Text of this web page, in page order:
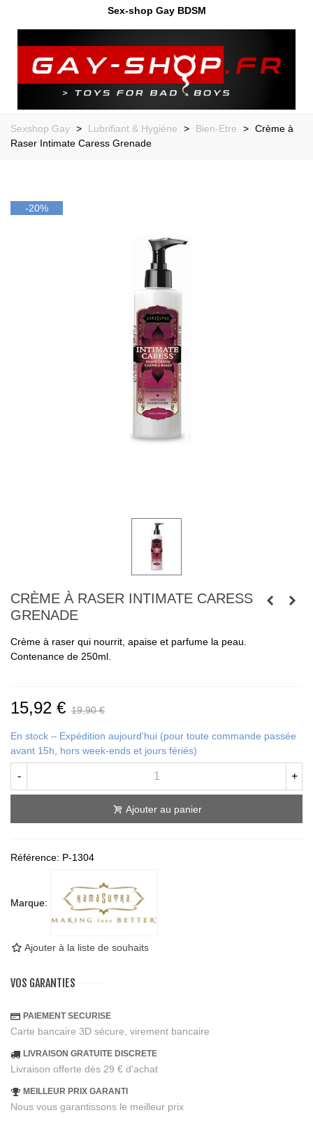
Sex-shop Gay BDSM
Sexshop Gay > Lubrifiant & Hygiène > Bien-Etre > Crème à
Raser Intimate Caress Grenade
-20%
CRÈME À RASER INTIMATE CARESS
GRENADE
Crème à raser qui nourrit, apaise et parfume la peau.
Contenance de 250ml.
15,92 € 19,90 €
En stock – Expédition aujourd'hui (pour toute commande passée
avant 15h, hors week-ends et jours fériés)
- +
Ajouter au panier
Référence: P-1304
Marque:
Ajouter à la liste de souhaits
VOS GARANTIES
PAIEMENT SECURISE
Carte bancaire 3D sécure, virement bancaire
LIVRAISON GRATUITE DISCRETE
Livraison offerte dès 29 € d'achat
MEILLEUR PRIX GARANTI
Nous vous garantissons le meilleur prix